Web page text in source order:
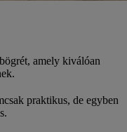
amely kiválóan
praktikus, de egyben